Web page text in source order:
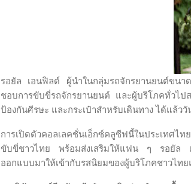
รอยัล เอนฟิลด์ ผู้นำในกลุ่มรถจักรยานยนต์ขนา
ชอบการขับขี่รถจักรยานยนต์ และผู้บริโภคทั่วไ
ป้องกันศีรษะ และกระเป๋าสำหรับเดินทาง ได้แล้ว
การเปิดตัวคอลเลคชั่นเอ็กซ์คลูซีฟนี้ในประเทศ
ขับขี่ชาวไทย พร้อมส่งเสริมให้แฟน ๆ รอยัล เ
ออกแบบมาให้เข้ากับรสนิยมของผู้บริโภคชาวไท